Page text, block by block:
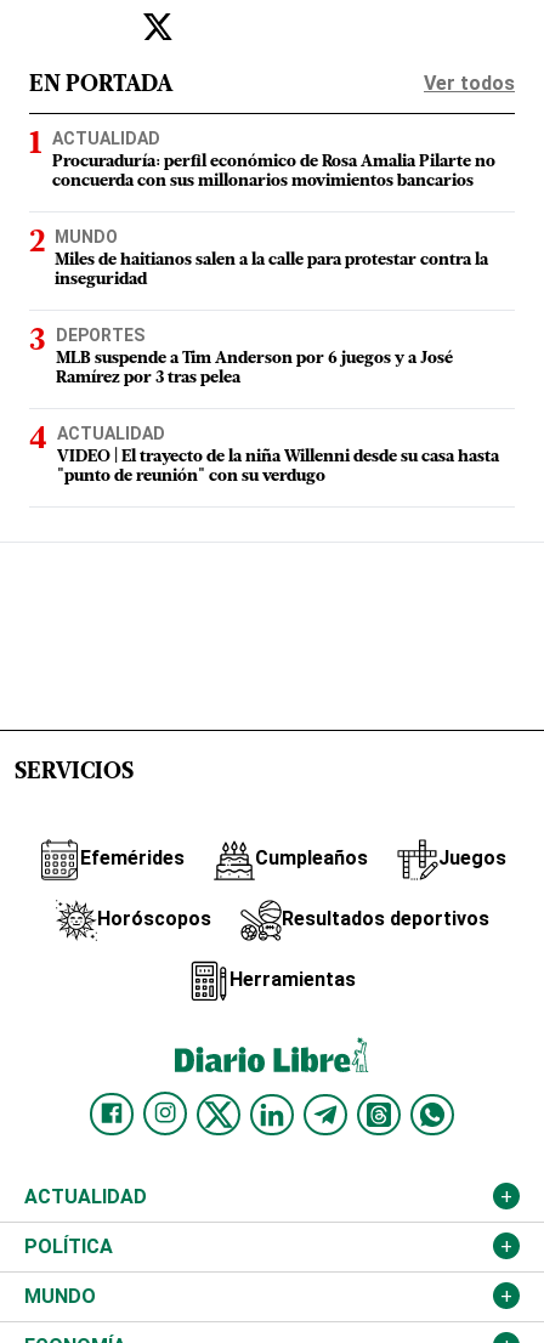
EN PORTADA Ver todos
ACTUALIDAD
Procuraduría: perfil económico de Rosa Amalia Pilarte no
concuerda con sus millonarios movimientos bancarios
MUNDO
Miles de haitianos salen a la calle para protestar contra la
inseguridad
DEPORTES
MLB suspende a Tim Anderson por 6 juegos y a José
Ramírez por 3 tras pelea
ACTUALIDAD
VIDEO | El trayecto de la niña Willenni desde su casa hasta
"punto de reunión" con su verdugo
SERVICIOS
Efemérides Cumpleaños Juegos
Horóscopos Resultados deportivos
Herramientas
ACTUALIDAD
Nacional
Ciudad
POLÍTICA
Partidos
MUNDO